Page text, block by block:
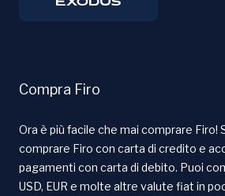
Compra Firo
Ora è più facile che mai comprare Firo!
comprare Firo con carta di credito e
pagamenti con carta di debito. Puoi
USD, EUR e molte altre valute fiat in